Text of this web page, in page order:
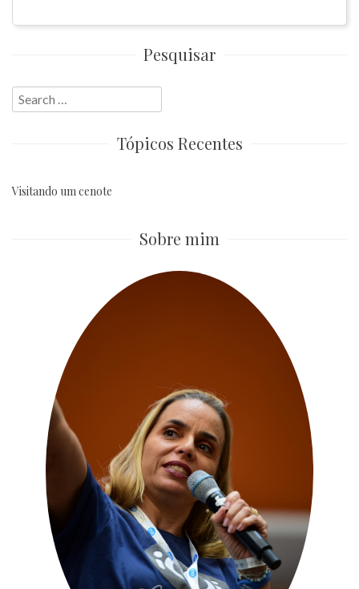
Pesquisar
Search
for:
Tópicos Recentes
Visitando um cenote
Sobre mim